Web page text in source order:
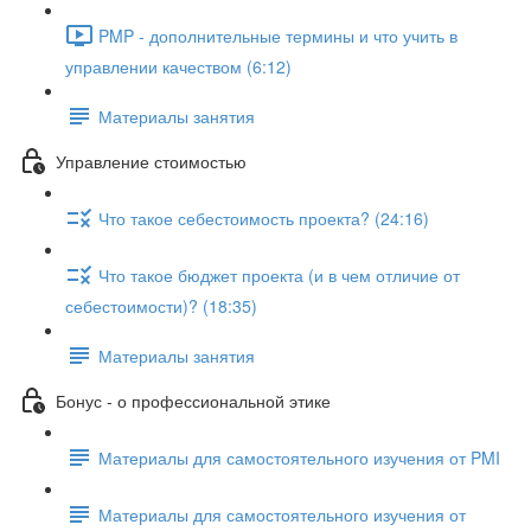
PMP - дополнительные термины и что учить в
управлении качеством (6:12)
Материалы занятия
Управление стоимостью
Что такое себестоимость проекта? (24:16)
Что такое бюджет проекта (и в чем отличие от
себестоимости)? (18:35)
Материалы занятия
Бонус - о профессиональной этике
Материалы для самостоятельного изучения от PMI
Материалы для самостоятельного изучения от